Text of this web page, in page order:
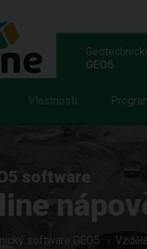
GEO5
Vlastnosti
software
software GEO5